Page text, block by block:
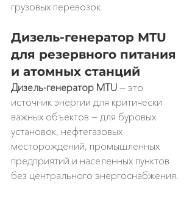
грузовых перевозок.
Дизель-генератор MTU
для резервного питания
и атомных станций
Дизель-генератор MTU — это
источник энергии для критически
важных объектов — для буровых
установок, нефтегазовых
месторождений, промышленных
предприятий и населенных пунктов
без центрального энергоснабжения.